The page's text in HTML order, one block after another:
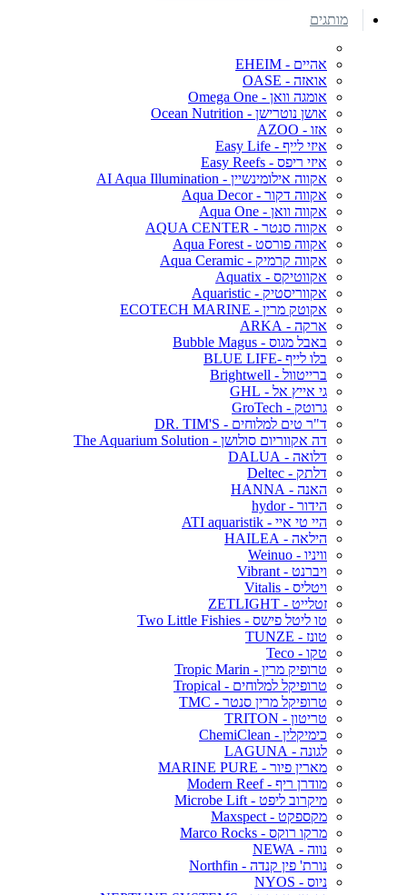
מותגים
אהיים - EHEIM
אואזה - OASE
אומגה וואן - Omega One
אושן נוטרישן - Ocean Nutrition
אזו - AZOO
איזי לייף - Easy Life
איזי ריפס - Easy Reefs
אקווה אילומינשיין - AI Aqua Illumination
אקווה דקור - Aqua Decor
אקווה וואן - Aqua One
אקווה סנטר - AQUA CENTER
אקווה פורסט - Aqua Forest
אקווה קרמיק - Aqua Ceramic
אקווטיקס - Aquatix
אקווריסטיק - Aquaristic
אקוטק מרין - ECOTECH MARINE
ארקה - ARKA
באבל מגוס - Bubble Magus
בלו לייף -BLUE LIFE
ברייטוול - Brightwell
גי אייץ אל - GHL
גרוטק - GroTech
ד"ר טים למלוחים - DR. TIM'S
דה אקווריום סולושן - The Aquarium Solution
דלואה - DALUA
דלתק - Deltec
האנה - HANNA
הידור - hydor
היי טי איי - ATI aquaristik
הילאה - HAILEA
וויניו - Weinuo
ויברנט - Vibrant
ויטליס - Vitalis
זטלייט - ZETLIGHT
טו ליטל פישס - Two Little Fishies
טונז - TUNZE
טקו - Teco
טרופיק מרין - Tropic Marin
טרופיקל למלוחים - Tropical
טרופיקל מרין סנטר - TMC
טריטון - TRITON
כימיקלין - ChemiClean
לגונה - LAGUNA
מארין פיור - MARINE PURE
מודרן ריף - Modern Reef
מיקרוב ליפט - Microbe Lift
מקספקט - Maxspect
מרקו רוקס - Marco Rocks
נווה - NEWA
נורת' פין קנדה - Northfin
ניוס - NYOS